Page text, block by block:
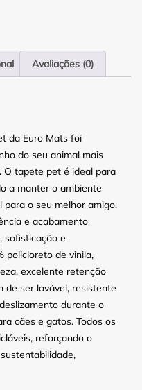
Avaliações (0)
da Euro Mats foi
do seu animal mais
O tapete pet é ideal para
a manter o ambiente
o seu melhor amigo.
e acabamento
sofisticação e
policloreto de vinila,
excelente retenção
de ser lavável, resistente
durante o
cães e gatos. Todos os
reforçando o